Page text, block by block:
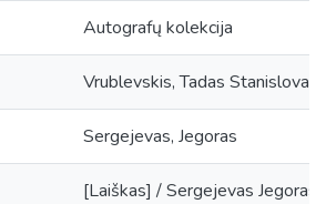
Autografų kolekcija
Vrublevskis, Tadas
Sergejevas, Jegoras
[Laiškas] / Sergejevas